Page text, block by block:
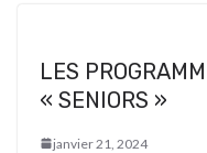
LES
« SENIORS »
janvier 21, 2024